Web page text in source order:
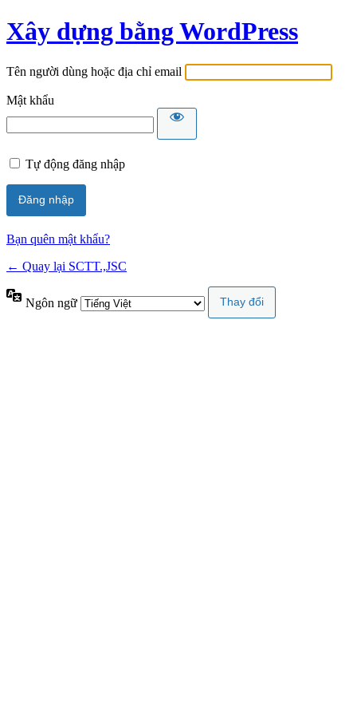
Xây dựng bằng WordPress
Tên người dùng hoặc địa chỉ email
Mật khẩu
Tự động đăng nhập
Bạn quên mật khẩu?
← Quay lại SCTT.,JSC
Ngôn ngữ